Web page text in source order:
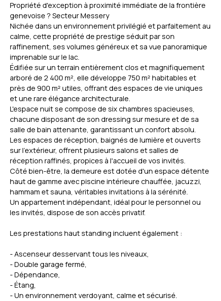
Propriété d'exception à proximité immédiate de la frontière
genevoise ? Secteur Messery
Nichée dans un environnement privilégié et parfaitement au
calme, cette propriété de prestige séduit par son
raffinement, ses volumes généreux et sa vue panoramique
imprenable sur le lac.
Édifiée sur un terrain entièrement clos et magnifiquement
arboré de 2 400 m², elle développe 750 m² habitables et
près de 900 m² utiles, offrant des espaces de vie uniques
et une rare élégance architecturale.
L'espace nuit se compose de six chambres spacieuses,
chacune disposant de son dressing sur mesure et de sa
salle de bain attenante, garantissant un confort absolu.
Les espaces de réception, baignés de lumière et ouverts
sur l'extérieur, offrent plusieurs salons et salles de
réception raffinés, propices à l'accueil de vos invités.
Côté bien-être, la demeure est dotée d'un espace détente
haut de gamme avec piscine intérieure chauffée, jacuzzi,
hammam et sauna, véritables invitations à la sérénité.
Un appartement indépendant, idéal pour le personnel ou
les invités, dispose de son accès privatif.
Les prestations haut standing incluent également :
- Ascenseur desservant tous les niveaux,
- Double garage fermé,
- Dépendance,
- Étang,
- Un environnement verdoyant, calme et sécurisé.